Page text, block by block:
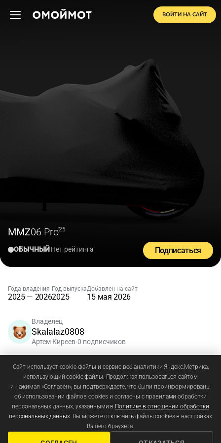
ВОЙТИ НА САЙТ
MMZ06 Pro'25
ОБЫЧНЫЙНет рейтинга Подписаться
Года владения
2025 — 2026
Год выпуска
2025
Добавлен на сайт
15 мая 2026
Владелец
Skalalaz0808
Артем Киреев•0 подписчиков
Зарегистрируйтесьиливойдите, чтобы добавлять
комментарии
Сайт использует cookie-файлы и сервис веб-аналитики Яндекс.Метрика,
использующий cookie-файлы. Продолжая пользоваться сайтом
и нажимая «Согласен», вы подтверждаете, что были проинформированы
об использовании файлов cookies и согласны с правилами обработки
персональных данных, указанными в Политике в отношении обработки
персональных данных. Вы можете отключить файлы cookies в настройках
Вашего браузера.